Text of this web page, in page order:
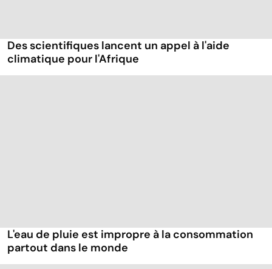
Des scientifiques lancent un appel à l'aide
climatique pour l'Afrique
L'eau de pluie est impropre à la consommation
partout dans le monde